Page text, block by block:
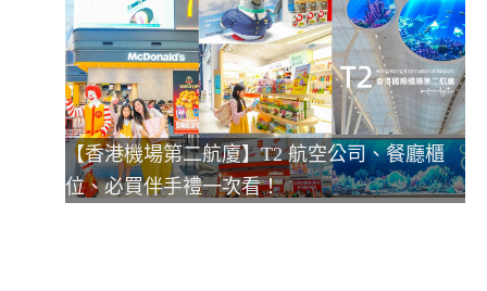
【香港機場第二航廈】T2 航空公司、餐廳櫃
位、必買伴手禮一次看！